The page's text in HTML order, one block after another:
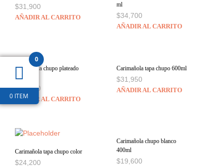
$31,900
AÑADIR AL CARRITO
ml
$34,700
AÑADIR AL CARRITO
Carimañola chupo plateado
400ml
$20,300
AÑADIR AL CARRITO
Carimañola tapa chupo 600ml
$31,950
AÑADIR AL CARRITO
Carimañola tapa chupo color
$24,200
Carimañola chupo blanco
400ml
$19,600
0
0 ITEM